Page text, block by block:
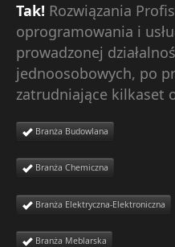
Tak! Rozwiązania
oprogramowania i
prowadzonej
jednoosobowych, po
zatrudniające kilkaset
Branża Budowlana
Branża Chemiczna
Branża Elektryczna-Elektroniczna
Branża Meblarska